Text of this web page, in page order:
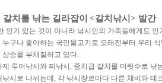
갈치를 낚는 길라잡이 <갈치낚시 > 발간
인기 있는 것이 아니라 낚시인의 가족들에게도 인
구나 좋아하는 국민물고기로 오래전부터 우리
승을 부채질하고 있다.
루어낚시와 찌낚시, 중치급 갈치를 마릿수로 낚
시로 나뉘는데, 각 낚시장르마다 다른 채비와 테